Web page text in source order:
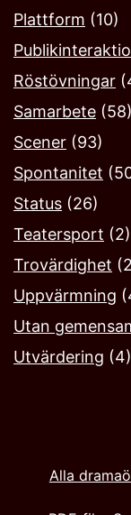
Plattform (10)
Röstövningar
Samarbete (58)
Scener (93)
Spontanitet
Status (26)
Teatersport (2)
Trovärdighet
Uppvärmning
Utan
Utvärdering (4)
Alla